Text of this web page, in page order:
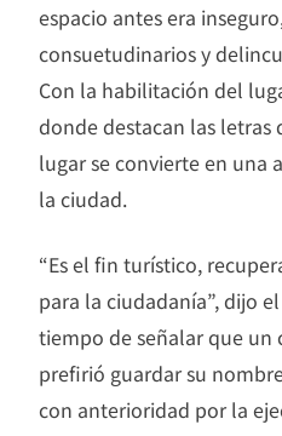
espacio antes era
consuetudinarios y
Con la habilitación del
donde destacan las letras
lugar se convierte en una
la ciudad.
“Es el fin turístico,
para la ciudadanía”, dijo
tiempo de señalar que un
prefirió guardar su
con anterioridad por la